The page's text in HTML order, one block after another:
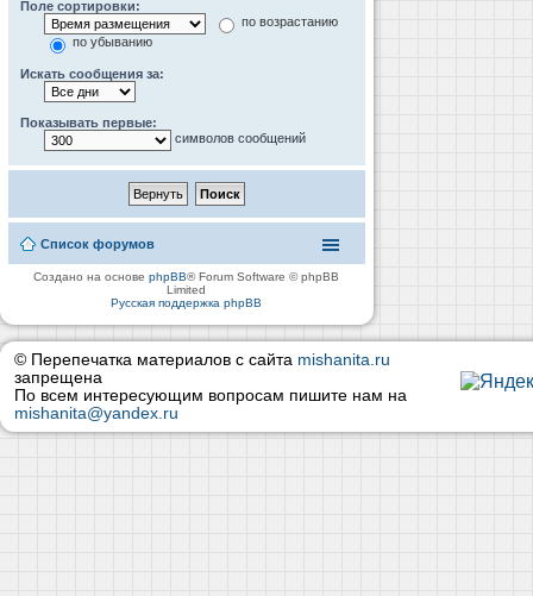
Поле сортировки:
по возрастанию
по убыванию
Искать сообщения за:
Показывать первые:
символов сообщений
Список форумов
Создано на основеphpBB® Forum Software © phpBB
Limited
Русская поддержка phpBB
© Перепечатка материалов с сайта mishanita.ru
запрещена
По всем интересующим вопросам пишите нам на
mishanita@yandex.ru